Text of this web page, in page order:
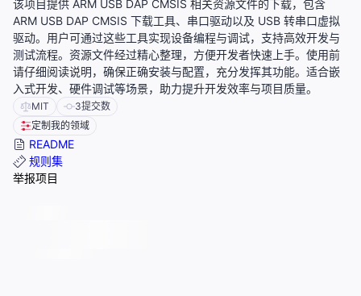
该项目提供 ARM USB DAP CMSIS 相关资源文件的下载，包含
ARM USB DAP CMSIS 下载工具、串口驱动以及 USB 转串口虚拟
驱动。用户可通过这些工具实现设备编程与调试，支持高效开发与
测试流程。资源文件经过精心整理，方便开发者快速上手。使用前
请仔细阅读说明，确保正确安装与配置，充分发挥其功能。适合嵌
入式开发、硬件调试等场景，助力提升开发效率与项目质量。
MIT 3提交数
定制我的领域
README
规则集
举报项目